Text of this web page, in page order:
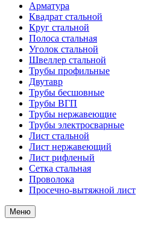
Арматура
Квадрат стальной
Круг стальной
Полоса стальная
Уголок стальной
Швеллер стальной
Трубы профильные
Двутавр
Трубы бесшовные
Трубы ВГП
Трубы нержавеющие
Трубы электросварные
Лист стальной
Лист нержавеющий
Лист рифленый
Сетка стальная
Проволока
Просечно-вытяжной лист
Меню